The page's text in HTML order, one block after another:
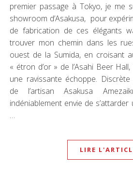
premier passage à Tokyo, je me
showroom d’Asakusa, pour
de fabrication de ces élégants
trouver mon chemin dans les
ouest de la Sumida, en croisant
« étron d’or » de l’Asahi Beer
une ravissante échoppe. Discrète
de l’artisan Asakusa
indéniablement envie de s’attarder
…
LIRE